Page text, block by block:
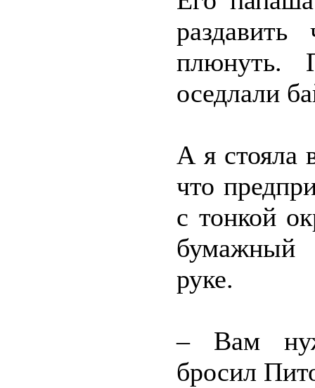
плюнуть.
оседлали
А я стояла
что
с тонкой
бумажный
руке.
– Вам
бросил